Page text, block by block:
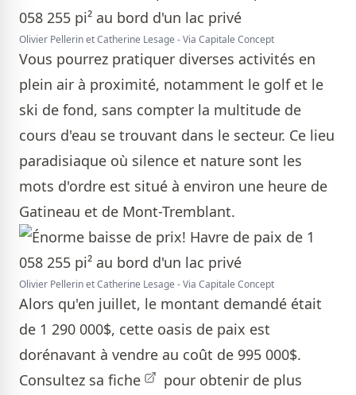
Olivier Pellerin et Catherine Lesage - Via Capitale Concept
Vous pourrez pratiquer diverses activités en
plein air à proximité, notamment le golf et le
ski de fond, sans compter la multitude de
cours d'eau se trouvant dans le secteur. Ce lieu
paradisiaque où silence et nature sont les
mots d'ordre est situé à environ une heure de
Gatineau et de Mont-Tremblant.
Olivier Pellerin et Catherine Lesage - Via Capitale Concept
Alors qu'en juillet, le montant demandé était
de 1 290 000$, cette oasis de paix est
dorénavant à vendre au coût de 995 000$.
Consultez sa fiche
pour obtenir de plus